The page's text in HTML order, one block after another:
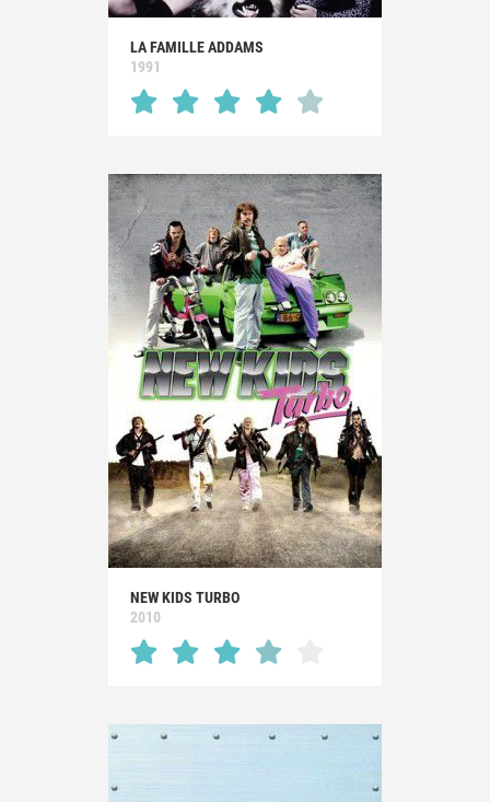
LA FAMILLE ADDAMS
1991
NEW KIDS TURBO
2010